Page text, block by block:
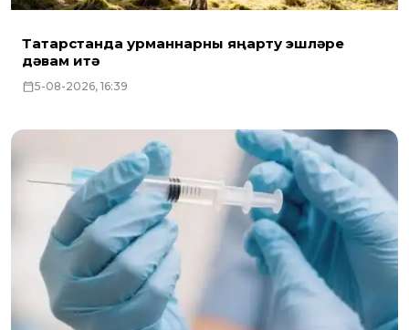
Татарстанда урманнарны яңарту эшләре
дәвам итә
5-08-2026, 16:39